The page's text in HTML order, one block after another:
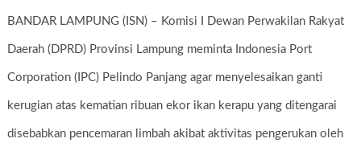
BANDAR LAMPUNG (ISN) – Komisi I Dewan Perwakilan Rakyat
Daerah (DPRD) Provinsi Lampung meminta Indonesia Port
Corporation (IPC) Pelindo Panjang agar menyelesaikan ganti
kerugian atas kematian ribuan ekor ikan kerapu yang ditengarai
disebabkan pencemaran limbah akibat aktivitas pengerukan oleh